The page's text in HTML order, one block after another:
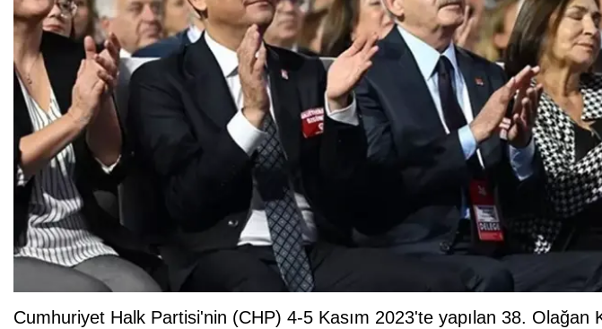
Cumhuriyet Halk Partisi'nin (CHP) 4-5 Kasım 2023'te yapılan 38. Olağan